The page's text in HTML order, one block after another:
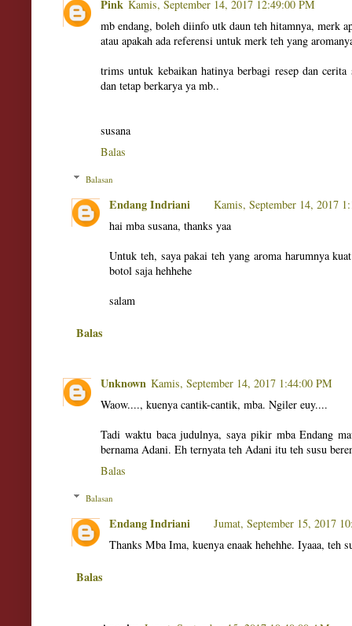
Pink Kamis, September 14, 2017 12:49:00 PM
mb endang, boleh diinfo utk daun teh hitamnya, merk
atau apakah ada referensi untuk merk teh yang
trims untuk kebaikan hatinya berbagi resep dan cerita
dan tetap berkarya ya mb..
susana
Balas
Balasan
Endang Indriani
Kamis, September 14, 2017
hai mba susana, thanks yaa
Untuk teh, saya pakai teh yang aroma harumnya
botol saja hehhehe
salam
Balas
Unknown Kamis, September 14, 2017 1:44:00 PM
Waow...., kuenya cantik-cantik, mba. Ngiler euy....
Tadi waktu baca judulnya, saya pikir mba Endang
bernama Adani. Eh ternyata teh Adani itu teh susu
Balas
Balasan
Endang Indriani
Jumat, September 15, 2017
Thanks Mba Ima, kuenya enaak hehehhe. Iyaaa, teh
Balas